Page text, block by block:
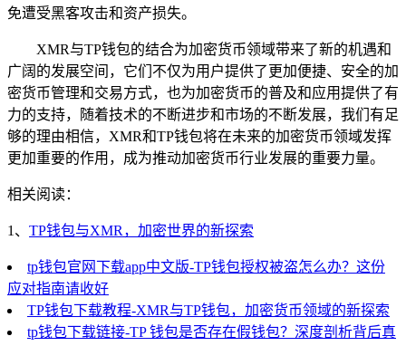
免遭受黑客攻击和资产损失。
XMR与TP钱包的结合为加密货币领域带来了新的机遇和
广阔的发展空间，它们不仅为用户提供了更加便捷、安全的加
密货币管理和交易方式，也为加密货币的普及和应用提供了有
力的支持，随着技术的不断进步和市场的不断发展，我们有足
够的理由相信，XMR和TP钱包将在未来的加密货币领域发挥
更加重要的作用，成为推动加密货币行业发展的重要力量。
相关阅读：
1、 TP钱包与XMR，加密世界的新探索
tp钱包官网下载app中文版-TP钱包授权被盗怎么办？这份
应对指南请收好
TP钱包下载教程-XMR与TP钱包，加密货币领域的新探索
tp钱包下载链接-TP 钱包是否存在假钱包？深度剖析背后真